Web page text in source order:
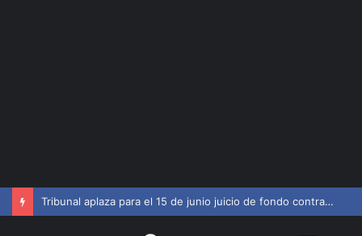
SNS amplía horarios en centros de primer nivel y diagnósticos